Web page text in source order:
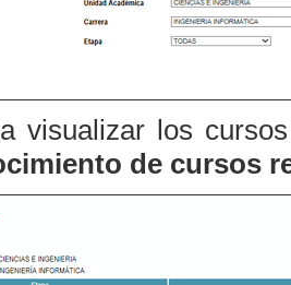
visualizar los
de cursos